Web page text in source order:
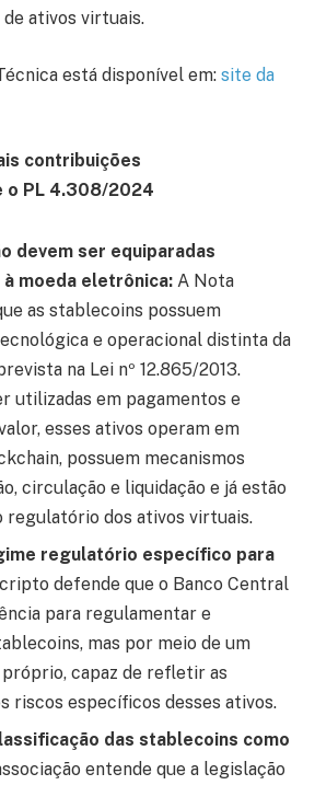
ativos virtuais.
está disponível em: site da
contribuições
o PL 4.308/2024
devem ser equiparadas
moeda eletrônica: A Nota
as stablecoins possuem
e operacional distinta da
na Lei nº 12.865/2013.
utilizadas em pagamentos e
esses ativos operam em
possuem mecanismos
circulação e liquidação e já estão
regulatório dos ativos virtuais.
regulatório específico para
defende que o Banco Central
para regulamentar e
mas por meio de um
capaz de refletir as
riscos específicos desses ativos.
das stablecoins como
entende que a legislação